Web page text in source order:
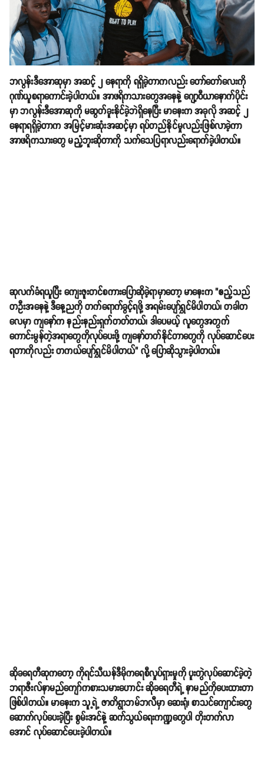
ဘလွန်းဒီအောဆုမှာ အဆင့် ၂ နေရာကို ရရှိခဲ့တာကလည်း တော်တော်လေးကို
ဂုဏ်ယူစရာကောင်းခဲ့ပါတယ်။ အာဖရိကသားတွေအနေနဲ့ ဂျော့ဝီယာနောက်ပိုင်း
မှာ ဘလွန်းဒီအောဆုကို မဆွတ်ခူးနိုင်ခဲ့ဘဲရှိနေပြီး မာနေးက အခုလို အဆင့် ၂
နေရာရရှိခဲ့တာက အမြင့်မားဆုံးအဆင့်မှာ ရပ်တည်နိုင်မှုလည်းဖြစ်လာခဲ့ကာ
အာဖရိကသားတွေ မညံ့ဘူးဆိုတာကို သက်သေပြရာလည်းရောက်ခဲ့ပါတယ်။
ဆုလက်ခံရယူပြီး ကျေးဇူးတင်စကားပြောဆိုခဲ့ရာမှာတော့ မာနေးက "ဧည့်သည်
တဦးအနေနဲ့ ဒီနေ့ညကို တက်ရောက်ခွင့်ရဖို့ အရမ်းပျော်ရွှင်မိပါတယ်၊ တခါတ
လေမှာ ကျနော်က နည်းနည်းရှက်တတ်တယ်၊ ဒါပေမယ့် လူတွေအတွက်
ကောင်းမွန်တဲ့အရာတွေကိုလုပ်ပေးဖို့ ကျနော်တတ်နိုင်တာတွေကို လုပ်ဆောင်ပေး
ရတာကိုလည်း တကယ်ပျော်ရွှင်မိပါတယ်" လို့ ပြောဆိုသွားခဲ့ပါတယ်။
ဆိုခရေတီဆုကတော့ ကိုရင်သီယန်ဒီမိုကရေစီလှုပ်ရှားမှုကို ပူးတွဲလုပ်ဆောင်ခဲ့တဲ့
ဘရာဇီးလ်နာမည်ကျော်ကစားသမားဟောင်း ဆိုခရေတီရဲ့ နာမည်ကိုပေးထားတာ
ဖြစ်ပါတယ်။ မာနေးက သူ့ရဲ့ ဇာတိရွာဘမ်ဘလီမှာ ဆေးရုံ၊ စာသင်ကျောင်းတွေ
ဆောက်လုပ်ပေးခဲ့ပြီး စွမ်းအင်နဲ့ ဆက်သွယ်ရေးကဏ္ဍတွေပါ တိုးတက်လာ
အောင် လုပ်ဆောင်ပေးခဲ့ပါတယ်။